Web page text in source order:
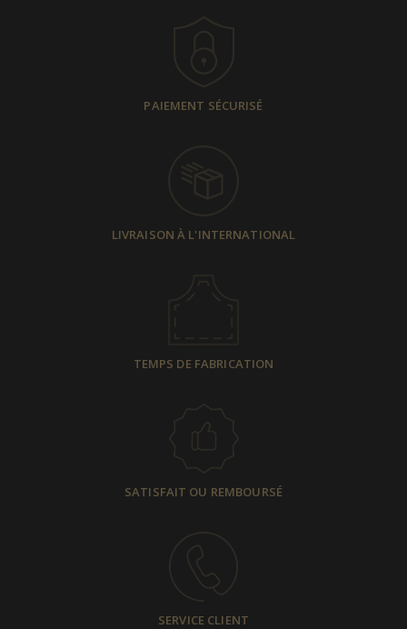
PAIEMENT SÉCURISÉ
LIVRAISON À L'INTERNATIONAL
TEMPS DE FABRICATION
SATISFAIT OU REMBOURSÉ
SERVICE CLIENT